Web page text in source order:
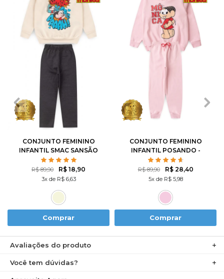
1 3 4
CONJUNTO FEMININO
INFANTIL SMAC SANSÃO
- TURMA DA MÔNICA
R$ 89,90 R$ 18,90
3x de R$ 6,63
Comprar
1 3
CONJUNTO FEMININO
INFANTIL POSANDO -
TURMA DA MÔNICA
R$ 89,90 R$ 28,40
5x de R$ 5,98
Comprar
Avaliações do produto
Você tem dúvidas?